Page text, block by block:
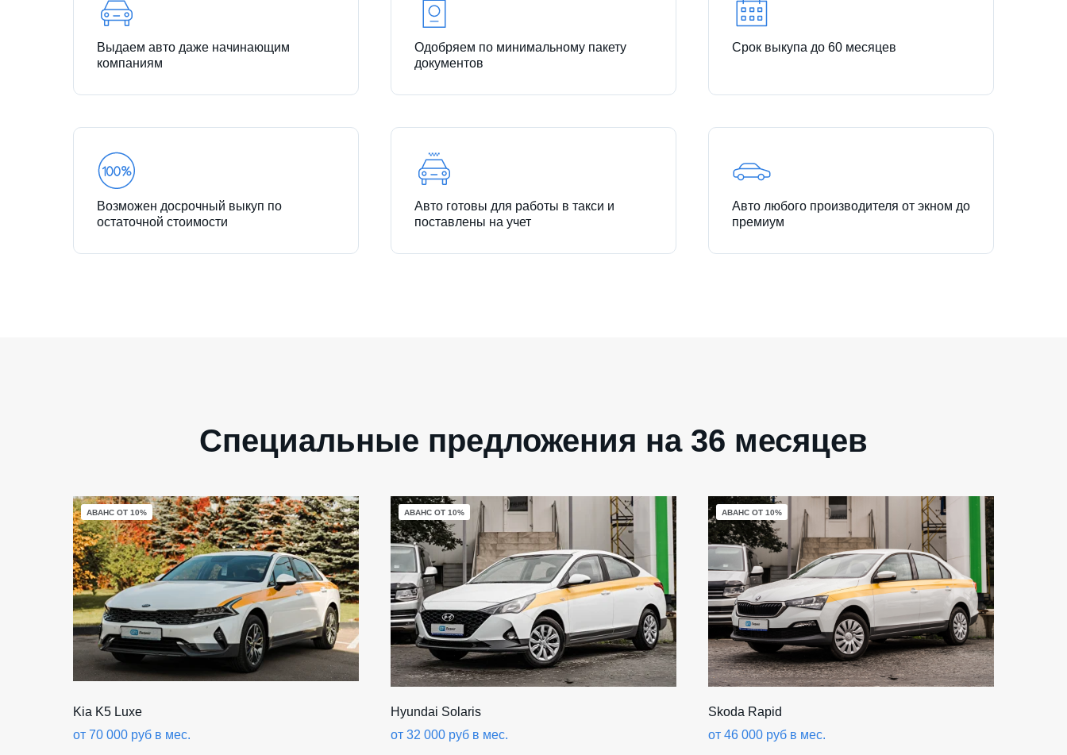
Выдаем авто даже начинающим
компаниям
Одобряем по минимальному пакету
документов
Срок выкупа до 60 месяцев
Возможен досрочный выкуп по
остаточной стоимости
Авто готовы для работы в такси и
поставлены на учет
Авто любого производителя от экном до
премиум
Специальные предложения на 36 месяцев
Kia K5 Luxe
от 70 000 руб в мес.
Hyundai Solaris
от 32 000 руб в мес.
Skoda Rapid
от 46 000 руб в мес.
АВАНС ОТ 10% АВАНС ОТ 10% АВАНС ОТ 10%